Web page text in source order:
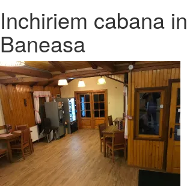
Inchiriem cabana in
Baneasa